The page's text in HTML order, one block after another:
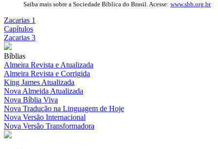
Saiba mais sobre a Sociedade Bíblica do Brasil. Acesse: www.sbb.org.br
Zacarias 1
Capítulos
Zacarias 3
Bíblias
Almeira Revista e Atualizada
Almeira Revista e Corrigida
King James Atualizada
Nova Almeida Atualizada
Nova Bíblia Viva
Nova Tradução na Linguagem de Hoje
Nova Versão Internacional
Nova Versão Transformadora